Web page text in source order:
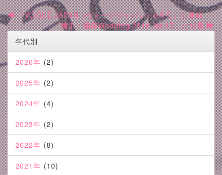
「VOGUE JAPAN（ヴォーグジャパン）6月号」に掲載
「横浜・湘南Wedding 2016 No.15」に掲載
年代別
2026年 (2)
2025年 (2)
2024年 (4)
2023年 (2)
2022年 (8)
2021年 (10)